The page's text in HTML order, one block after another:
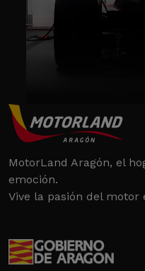
MotorLand Aragón, el
emoción.
Vive la pasión del